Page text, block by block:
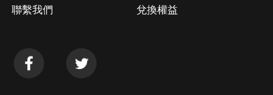
聯繫我們 兌換權益